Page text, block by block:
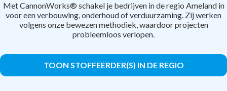
Met CannonWorks® schakel je bedrijven in de regio Ameland in
voor een verbouwing, onderhoud of verduurzaming. Zij werken
volgens onze bewezen methodiek, waardoor projecten
probleemloos verlopen.
TOON STOFFEERDER(S) IN DE REGIO